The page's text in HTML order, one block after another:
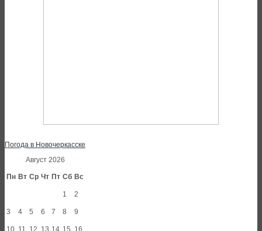
Погода в Новочеркасске
Август 2026
Пн Вт Ср Чт Пт Сб Вс
1 2
3 4 5 6 7 8 9
10 11 12 13 14 15 16